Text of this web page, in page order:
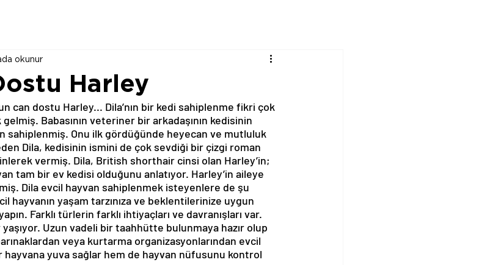
Harley
okunur
can dostu Harley... Dila’nın bir kedi sahiplenme fikri çok
Babasının veteriner bir arkadaşının kedisinin
sahiplenmiş. Onu ilk gördüğünde heyecan ve mutluluk
Dila, kedisinin ismini de çok sevdiği bir çizgi roman
vermiş. Dila, British shorthair cinsi olan Harley’in;
tam bir ev kedisi olduğunu anlatıyor. Harley’in aileye
Dila evcil hayvan sahiplenmek isteyenlere de şu
hayvanın yaşam tarzınıza ve beklentilerinize uygun
Farklı türlerin farklı ihtiyaçları ve davranışları var.
Uzun vadeli bir taahhütte bulunmaya hazır olup
veya kurtarma organizasyonlarından evcil
hayvana yuva sağlar hem de hayvan nüfusunu kontrol